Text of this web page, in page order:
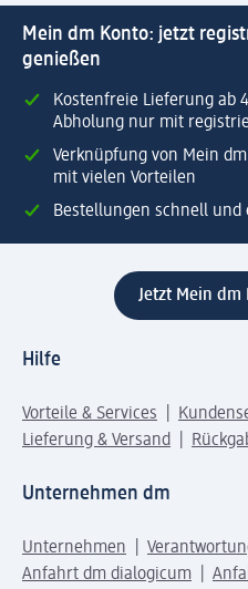
Mein dm Konto: jetzt
genießen
Kostenfreie Lieferung ab
Abholung nur mit
Verknüpfung von Mein
mit vielen Vorteilen
Bestellungen schnell und
Jetzt Mein dm
Hilfe
Vorteile & Services
Lieferung & Versand
Unternehmen dm
Unternehmen
Anfahrt dm dialogicum